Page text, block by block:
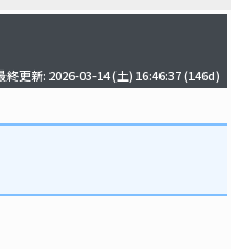
終更新: 2026-03-14 (土) 16:46:37(146d)